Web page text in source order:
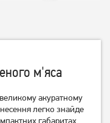
Bosch
м'яса
акуратному
легко знайде
габаритах